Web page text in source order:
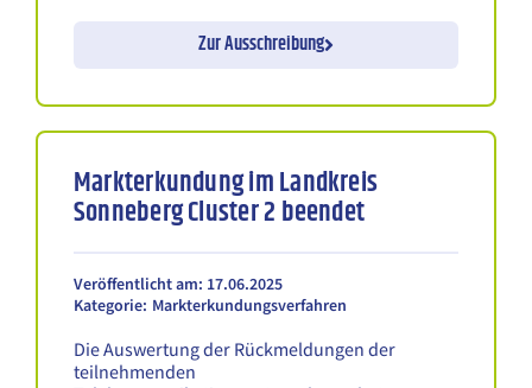
Zur Ausschreibung
Markterkundung im Landkreis
Sonneberg Cluster 2 beendet
Veröffentlicht am: 17.06.2025
Kategorie: Markterkundungsverfahren
Die Auswertung der Rückmeldungen der
teilnehmenden